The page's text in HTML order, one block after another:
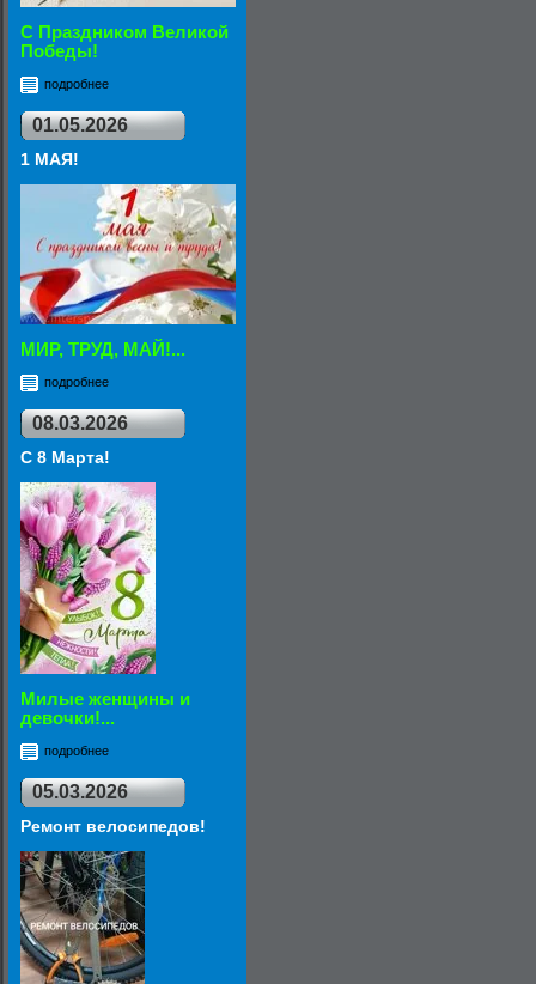
С Праздником Великой
Победы!
подробнее
01.05.2026
1 МАЯ!
МИР, ТРУД, МАЙ!...
подробнее
08.03.2026
С 8 Марта!
Милые женщины и
девочки!...
подробнее
05.03.2026
Ремонт велосипедов!